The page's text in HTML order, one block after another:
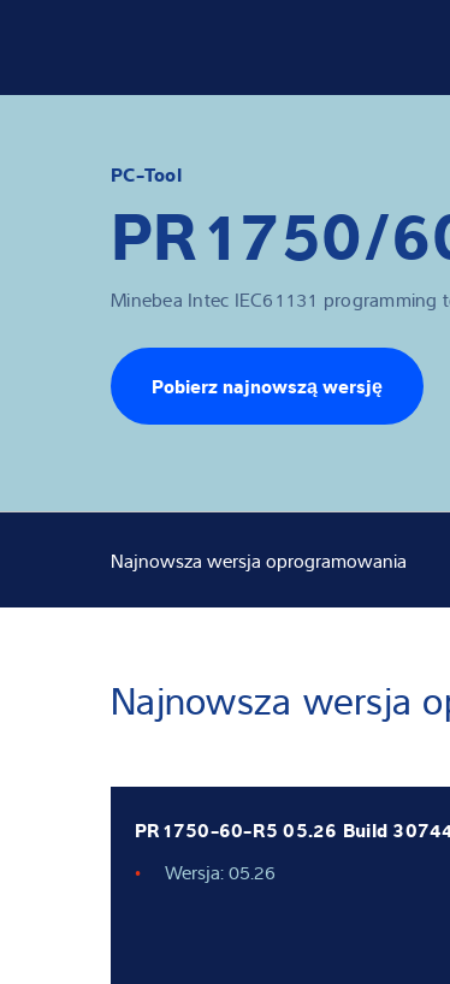
PC-Tool
PR1750/
Minebea Intec IEC61131 programming
Pobierz najnowszą wersję
Najnowsza wersja oprogramowania
Najnowsza wersja
PR1750-60-R5 05.26 Build
Wersja: 05.26